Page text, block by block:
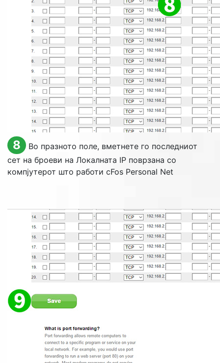
8
Во празното поле, вметнете го последниот
сет на броеви на Локалната IP поврзана со
компјутерот што работи cFos Personal Net